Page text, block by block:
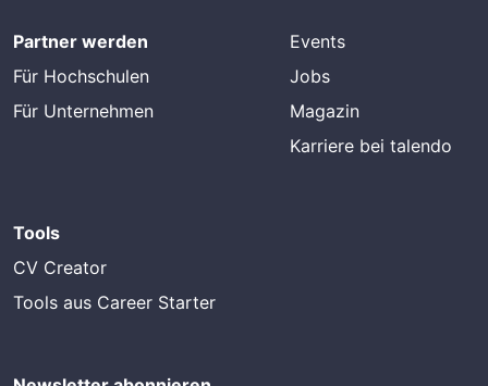
Partner werden
Für Hochschulen
Für Unternehmen
Events
Jobs
Magazin
Karriere bei talendo
Tools
CV Creator
Tools aus Career Starter